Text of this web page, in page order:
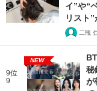
イ”や“
リスト
二瓶
9位
9
NEW
秘
が